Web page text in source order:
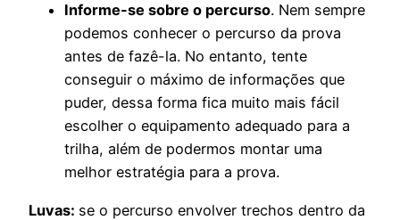
Informe-se sobre o percurso. Nem sempre
podemos conhecer o percurso da prova
antes de fazê-la. No entanto, tente
conseguir o máximo de informações que
puder, dessa forma fica muito mais fácil
escolher o equipamento adequado para a
trilha, além de podermos montar uma
melhor estratégia para a prova.
Luvas: se o percurso envolver trechos dentro da